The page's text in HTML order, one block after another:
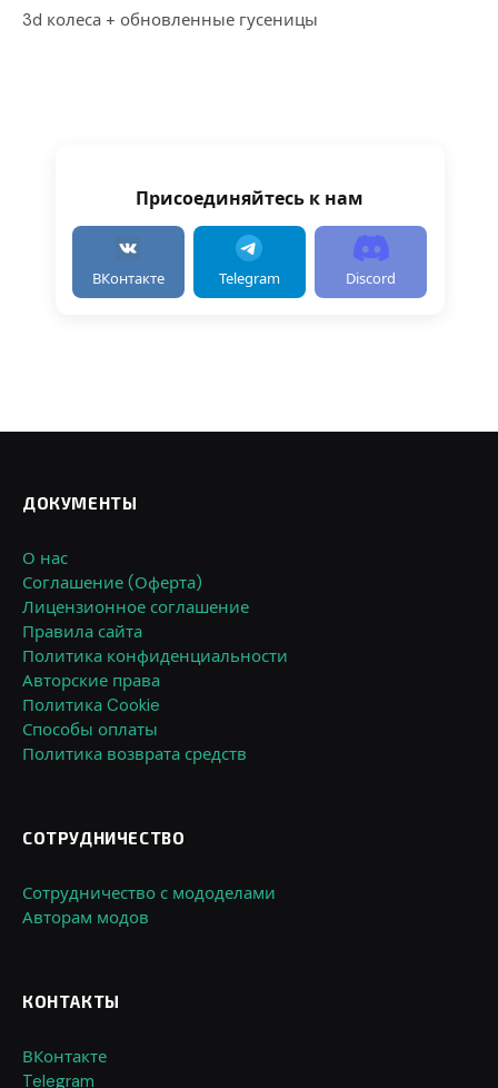
3d колеса + обновленные гусеницы
Присоединяйтесь к нам
ВКонтакте Telegram Discord
ДОКУМЕНТЫ
О нас
Соглашение (Оферта)
Лицензионное соглашение
Правила сайта
Политика конфиденциальности
Авторские права
Политика Cookie
Способы оплаты
Политика возврата средств
СОТРУДНИЧЕСТВО
Сотрудничество с мододелами
Авторам модов
КОНТАКТЫ
ВКонтакте
Telegram